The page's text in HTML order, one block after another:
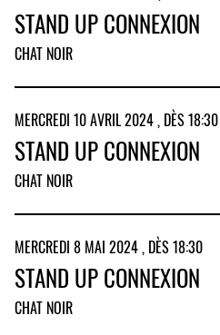
STAND UP CONNEXION
CHAT NOIR
MERCREDI 10 AVRIL 2024 , DÈS 18:30
STAND UP CONNEXION
CHAT NOIR
MERCREDI 8 MAI 2024 , DÈS 18:30
STAND UP CONNEXION
CHAT NOIR